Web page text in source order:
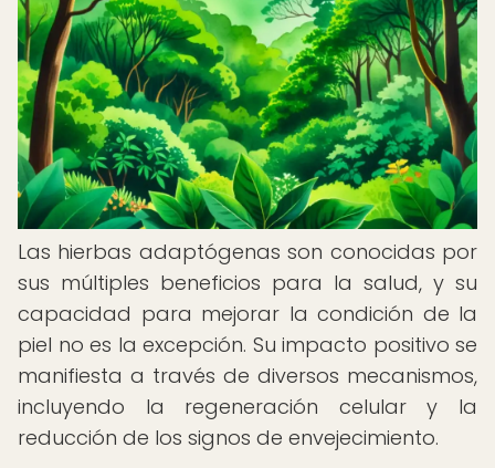
Las hierbas adaptógenas son conocidas por
sus múltiples beneficios para la salud, y su
capacidad para mejorar la condición de la
piel no es la excepción. Su impacto positivo se
manifiesta a través de diversos mecanismos,
incluyendo la regeneración celular y la
reducción de los signos de envejecimiento.